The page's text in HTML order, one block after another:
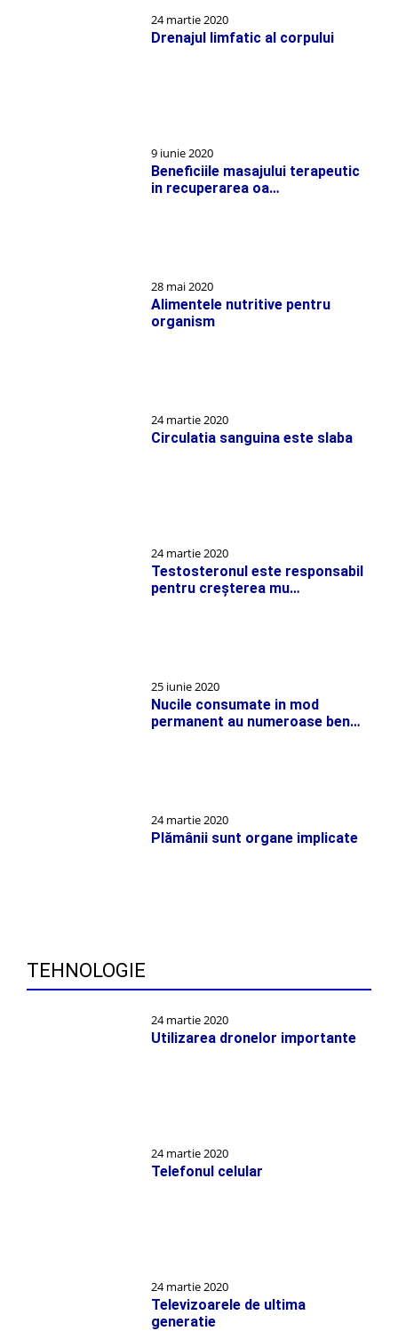
24 martie 2020
Drenajul limfatic al corpului
9 iunie 2020
Beneficiile masajului terapeutic
in recuperarea oa…
28 mai 2020
Alimentele nutritive pentru
organism
24 martie 2020
Circulatia sanguina este slaba
24 martie 2020
Testosteronul este responsabil
pentru creşterea mu…
25 iunie 2020
Nucile consumate in mod
permanent au numeroase ben…
24 martie 2020
Plămânii sunt organe implicate
TEHNOLOGIE
24 martie 2020
Utilizarea dronelor importante
24 martie 2020
Telefonul celular
24 martie 2020
Televizoarele de ultima
generatie